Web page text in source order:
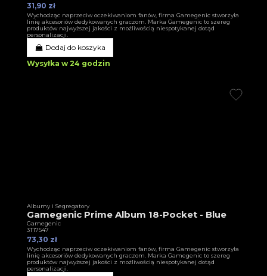
31,90 zł
Wychodząc naprzeciw oczekiwaniom fanów, firma Gamegenic stworzyła
linię akcesoriów dedykowanych graczom. Marka Gamegenic to szereg
produktów najwyższej jakości z możliwością niespotykanej dotąd
personalizacji.
Dodaj do koszyka
Wysyłka w 24 godzin
Albumy i Segregatory
Gamegenic Prime Album 18-Pocket - Blue
Gamegenic
3T17547
73,30 zł
Wychodząc naprzeciw oczekiwaniom fanów, firma Gamegenic stworzyła
linię akcesoriów dedykowanych graczom. Marka Gamegenic to szereg
produktów najwyższej jakości z możliwością niespotykanej dotąd
personalizacji.